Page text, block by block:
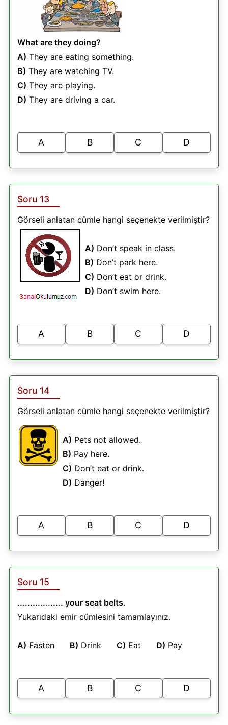
What are they doing?
A) They are eating something.
B) They are watching TV.
C) They are playing.
D) They are driving a car.
A B C D
Soru 13
Görseli anlatan cümle hangi seçenekte verilmiştir?
A) Don’t speak in class.
B) Don’t park here.
C) Don’t eat or drink.
D) Don’t swim here.
A B C D
Soru 14
Görseli anlatan cümle hangi seçenekte verilmiştir?
A) Pets not allowed.
B) Pay here.
C) Don’t eat or drink.
D) Danger!
A B C D
Soru 15
.................. your seat belts.
Yukarıdaki emir cümlesini tamamlayınız.
A) Fasten B) Drink C) Eat D) Pay
A B C D